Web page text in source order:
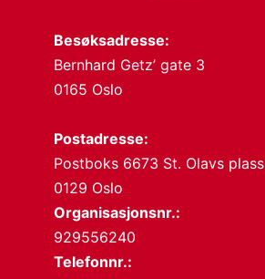
Besøksadresse:
Bernhard Getz’ gate 3
0165 Oslo
Postadresse:
Postboks 6673 St. Olavs plass
0129 Oslo
Organisasjonsnr.:
929556240
Telefonnr.: